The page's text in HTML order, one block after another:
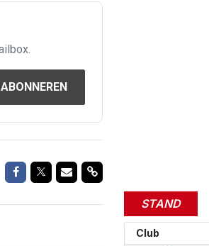
ABONNEREN
Delen op Facebook
Delen op Twitter
Delen via Mail
Delen link
STAND
Club